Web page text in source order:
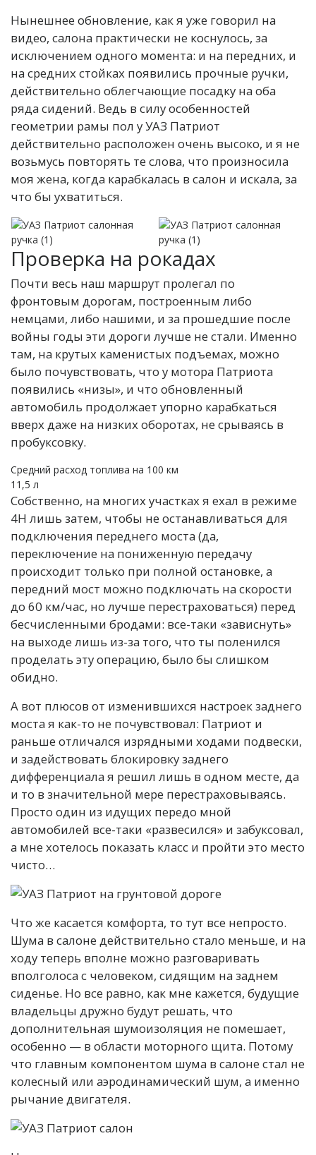
Нынешнее обновление, как я уже говорил на
видео, салона практически не коснулось, за
исключением одного момента: и на передних, и
на средних стойках появились прочные ручки,
действительно облегчающие посадку на оба
ряда сидений. Ведь в силу особенностей
геометрии рамы пол у УАЗ Патриот
действительно расположен очень высоко, и я не
возьмусь повторять те слова, что произносила
моя жена, когда карабкалась в салон и искала, за
что бы ухватиться.
Проверка на рокадах
Почти весь наш маршрут пролегал по
фронтовым дорогам, построенным либо
немцами, либо нашими, и за прошедшие после
войны годы эти дороги лучше не стали. Именно
там, на крутых каменистых подъемах, можно
было почувствовать, что у мотора Патриота
появились «низы», и что обновленный
автомобиль продолжает упорно карабкаться
вверх даже на низких оборотах, не срываясь в
пробуксовку.
Средний расход топлива на 100 км
11,5 л
Собственно, на многих участках я ехал в режиме
4Н лишь затем, чтобы не останавливаться для
подключения переднего моста (да,
переключение на пониженную передачу
происходит только при полной остановке, а
передний мост можно подключать на скорости
до 60 км/час, но лучше перестраховаться) перед
бесчисленными бродами: все-таки «зависнуть»
на выходе лишь из-за того, что ты поленился
проделать эту операцию, было бы слишком
обидно.
А вот плюсов от изменившихся настроек заднего
моста я как-то не почувствовал: Патриот и
раньше отличался изрядными ходами подвески,
и задействовать блокировку заднего
дифференциала я решил лишь в одном месте, да
и то в значительной мере перестраховываясь.
Просто один из идущих передо мной
автомобилей все-таки «развесился» и забуксовал,
а мне хотелось показать класс и пройти это место
чисто…
Что же касается комфорта, то тут все непросто.
Шума в салоне действительно стало меньше, и на
ходу теперь вполне можно разговаривать
вполголоса с человеком, сидящим на заднем
сиденье. Но все равно, как мне кажется, будущие
владельцы дружно будут решать, что
дополнительная шумоизоляция не помешает,
особенно — в области моторного щита. Потому
что главным компонентом шума в салоне стал не
колесный или аэродинамический шум, а именно
рычание двигателя.